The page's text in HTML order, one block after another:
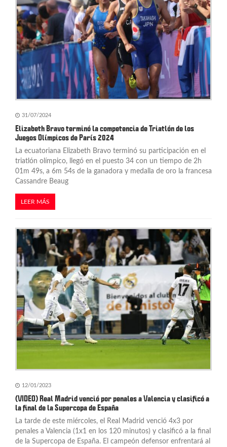
31/07/2024
Elizabeth Bravo terminó la competencia de Triatlón de los
Juegos Olímpicos de París 2024
La ecuatoriana Elizabeth Bravo terminó su participación en el
triatlón olímpico, llegó en el puesto 34 con un tiempo de 2h
01m 49s, a 6m 54s de la ganadora y medalla de oro la francesa
Cassandre Beaug
LEER MÁS
12/01/2023
(VIDEO) Real Madrid venció por penales a Valencia y clasificó a
la final de la Supercopa de España
La tarde de este miércoles, el Real Madrid venció 4x3 por
penales a Valencia (1x1 en los 120 minutos) y clasificó a la final
de la Supercopa de España. El campeón defensor enfrentará al